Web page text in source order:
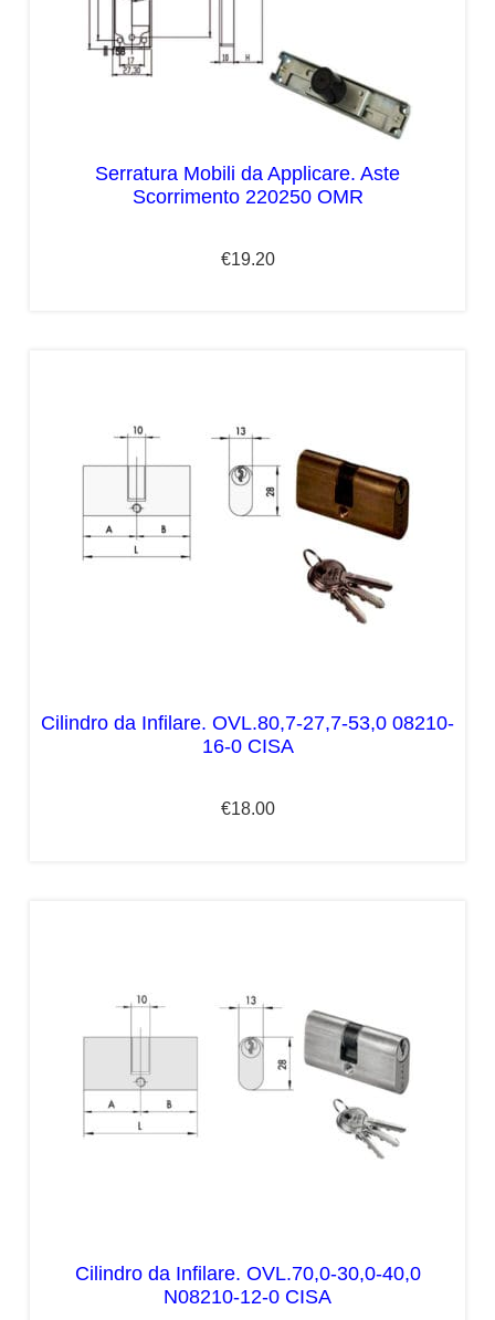
Serratura Mobili da Applicare. Aste
Scorrimento 220250 OMR
€19.20
Cilindro da Infilare. OVL.80,7-27,7-53,0 08210-
16-0 CISA
€18.00
Cilindro da Infilare. OVL.70,0-30,0-40,0
N08210-12-0 CISA